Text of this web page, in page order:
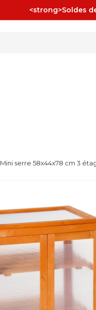
<strong>Soldes
Mini serre 58x44x78 cm 3